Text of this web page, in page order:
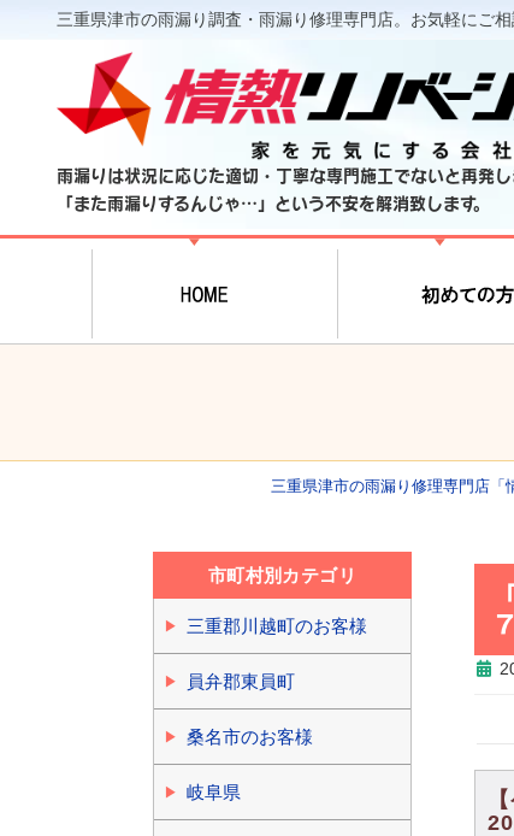
三重県津市の雨漏り調査・雨漏り修理専門店。お気軽にご相
雨漏りは状況に応じた適切・丁寧な専門施工でないと再発し
「また雨漏りするんじゃ…」という不安を解消致します。
三重県津市の雨漏り修理専門店「
市町村別カテゴリ
三重郡川越町のお客様
員弁郡東員町
桑名市のお客様
岐阜県